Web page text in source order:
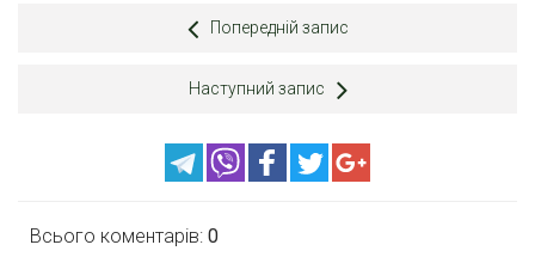
Попередній запис
Наступний запис
Всього коментарів: 0